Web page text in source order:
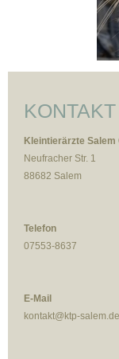
KONTAKT
Kleintierärzte Salem
Neufracher Str. 1
88682 Salem
Telefon
07553-8637
E-Mail
kontakt@ktp-salem.de